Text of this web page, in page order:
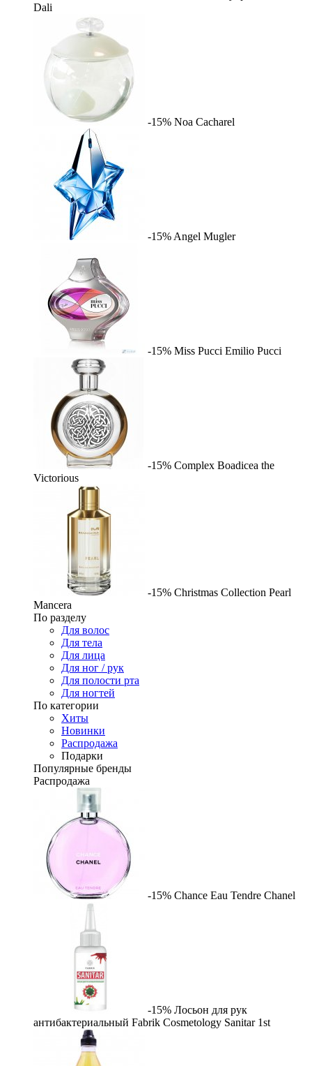
Dali
-15% Noa Cacharel
-15% Angel Mugler
-15% Miss Pucci Emilio Pucci
-15% Complex Boadicea the
Victorious
-15% Christmas Collection Pearl
Mancera
По разделу
Для волос
Для тела
Для лица
Для ног / рук
Для полости рта
Для ногтей
По категории
Хиты
Новинки
Распродажа
Подарки
Популярные бренды
Распродажа
-15% Chance Eau Tendre Chanel
-15% Лосьон для рук
антибактериальный Fabrik Cosmetology Sanitar 1st